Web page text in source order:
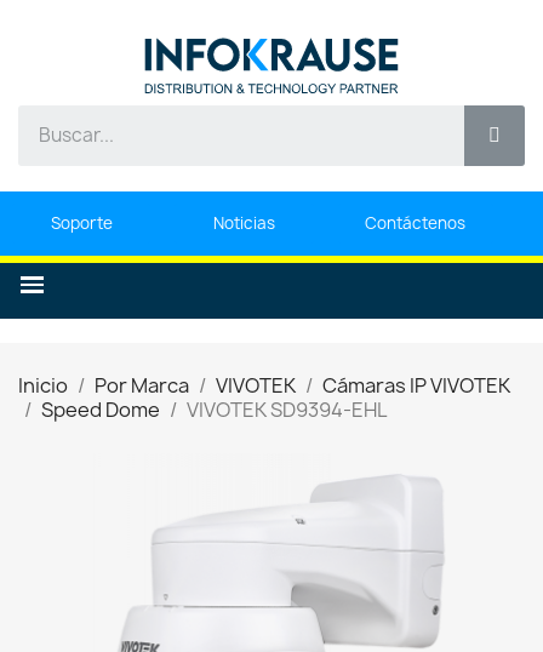
Soporte Noticias Contáctenos
Inicio Por Marca VIVOTEK
Cámaras IP VIVOTEK
Speed Dome
VIVOTEK SD9394-EHL